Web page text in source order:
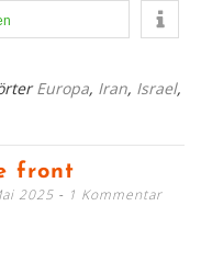
Europa, Iran, Israel,
front
2025 1 Kommentar